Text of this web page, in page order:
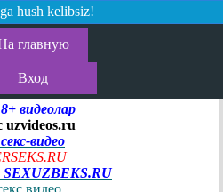
hush kelibsiz!
главную
Вход
видеолар
uzvideos.ru
видео
SEXUZBEKS.RU